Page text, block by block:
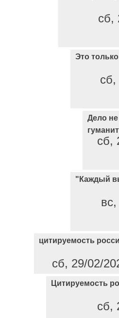
сб,
Это
Дело
сб,
"Каждый
цитируемость
сб, 29/02/
Цитируемость
сб,